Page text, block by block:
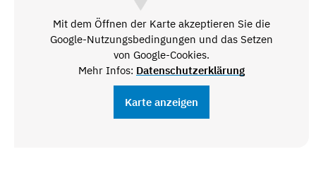
Mit dem Öffnen der Karte akzeptieren Sie die
Google-Nutzungsbedingungen und das Setzen
von Google-Cookies.
Mehr Infos: Datenschutzerklärung
Karte anzeigen